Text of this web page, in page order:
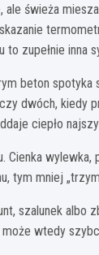
ale świeża
zupełnie inna
beton spotyka
dwóch, kiedy
ciepło
Cienka
tym mniej
szalunek
wtedy